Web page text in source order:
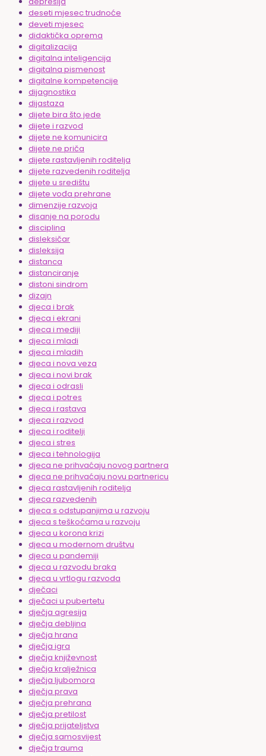
deseti mjesec trudnoće
deveti mjesec
didaktička oprema
digitalizacija
digitalna inteligencija
digitalna pismenost
digitalne kompetencije
dijagnostika
dijastaza
dijete bira što jede
dijete i razvod
dijete ne komunicira
dijete ne priča
dijete rastavljenih roditelja
dijete razvedenih roditelja
dijete u središtu
dijete vođa prehrane
dimenzije razvoja
disanje na porodu
disciplina
disleksičar
disleksija
distanca
distanciranje
distoni sindrom
dizajn
djeca i brak
djeca i ekrani
djeca i mediji
djeca i mladi
djeca i mladih
djeca i nova veza
djeca i novi brak
djeca i odrasli
djeca i potres
djeca i rastava
djeca i razvod
djeca i roditelji
djeca i stres
djeca i tehnologija
djeca ne prihvaćaju novog partnera
djeca ne prihvaćaju novu partnericu
djeca rastavljenih roditelja
djeca razvedenih
djeca s odstupanjima u razvoju
djeca s teškoćama u razvoju
djeca u korona krizi
djeca u modernom društvu
djeca u pandemiji
djeca u razvodu braka
djeca u vrtlogu razvoda
dječaci
dječaci u pubertetu
dječja agresija
dječja debljina
dječja hrana
dječja igra
dječja književnost
dječja kralježnica
dječja ljubomora
dječja prava
dječja prehrana
dječja pretilost
dječja prijateljstva
dječja samosvijest
dječja trauma